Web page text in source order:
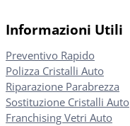
Informazioni Utili
Preventivo Rapido
Polizza Cristalli Auto
Riparazione Parabrezza
Sostituzione Cristalli Auto
Franchising Vetri Auto